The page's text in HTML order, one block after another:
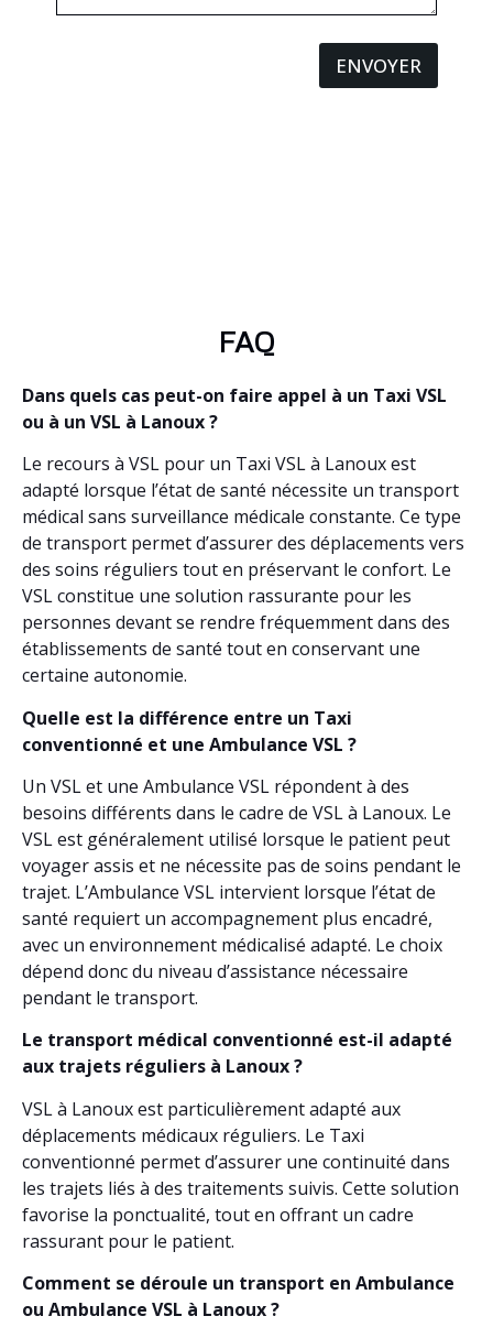
ENVOYER
FAQ
Dans quels cas peut-on faire appel à un Taxi VSL
ou à un VSL à Lanoux ?
Le recours à VSL pour un Taxi VSL à Lanoux est
adapté lorsque l’état de santé nécessite un transport
médical sans surveillance médicale constante. Ce type
de transport permet d’assurer des déplacements vers
des soins réguliers tout en préservant le confort. Le
VSL constitue une solution rassurante pour les
personnes devant se rendre fréquemment dans des
établissements de santé tout en conservant une
certaine autonomie.
Quelle est la différence entre un Taxi
conventionné et une Ambulance VSL ?
Un VSL et une Ambulance VSL répondent à des
besoins différents dans le cadre de VSL à Lanoux. Le
VSL est généralement utilisé lorsque le patient peut
voyager assis et ne nécessite pas de soins pendant le
trajet. L’Ambulance VSL intervient lorsque l’état de
santé requiert un accompagnement plus encadré,
avec un environnement médicalisé adapté. Le choix
dépend donc du niveau d’assistance nécessaire
pendant le transport.
Le transport médical conventionné est-il adapté
aux trajets réguliers à Lanoux ?
VSL à Lanoux est particulièrement adapté aux
déplacements médicaux réguliers. Le Taxi
conventionné permet d’assurer une continuité dans
les trajets liés à des traitements suivis. Cette solution
favorise la ponctualité, tout en offrant un cadre
rassurant pour le patient.
Comment se déroule un transport en Ambulance
ou Ambulance VSL à Lanoux ?